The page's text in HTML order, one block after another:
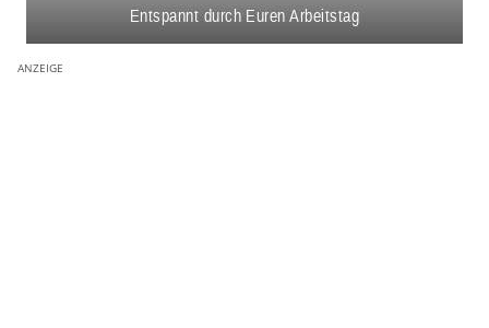
Entspannt durch Euren Arbeitstag